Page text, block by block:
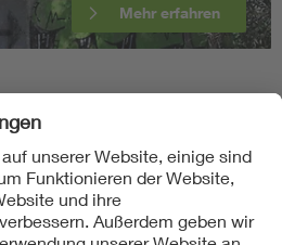
Mehr erfahren